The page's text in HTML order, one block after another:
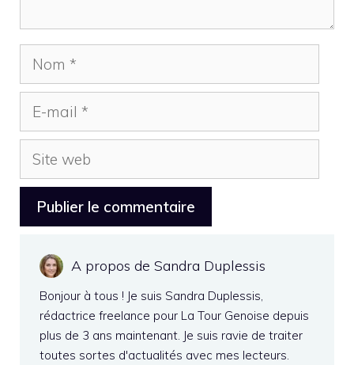
Nom
mail
Site
web
A propos de Sandra Duplessis
Bonjour à tous ! Je suis Sandra Duplessis,
rédactrice freelance pour La Tour Genoise depuis
plus de 3 ans maintenant. Je suis ravie de traiter
toutes sortes d'actualités avec mes lecteurs.